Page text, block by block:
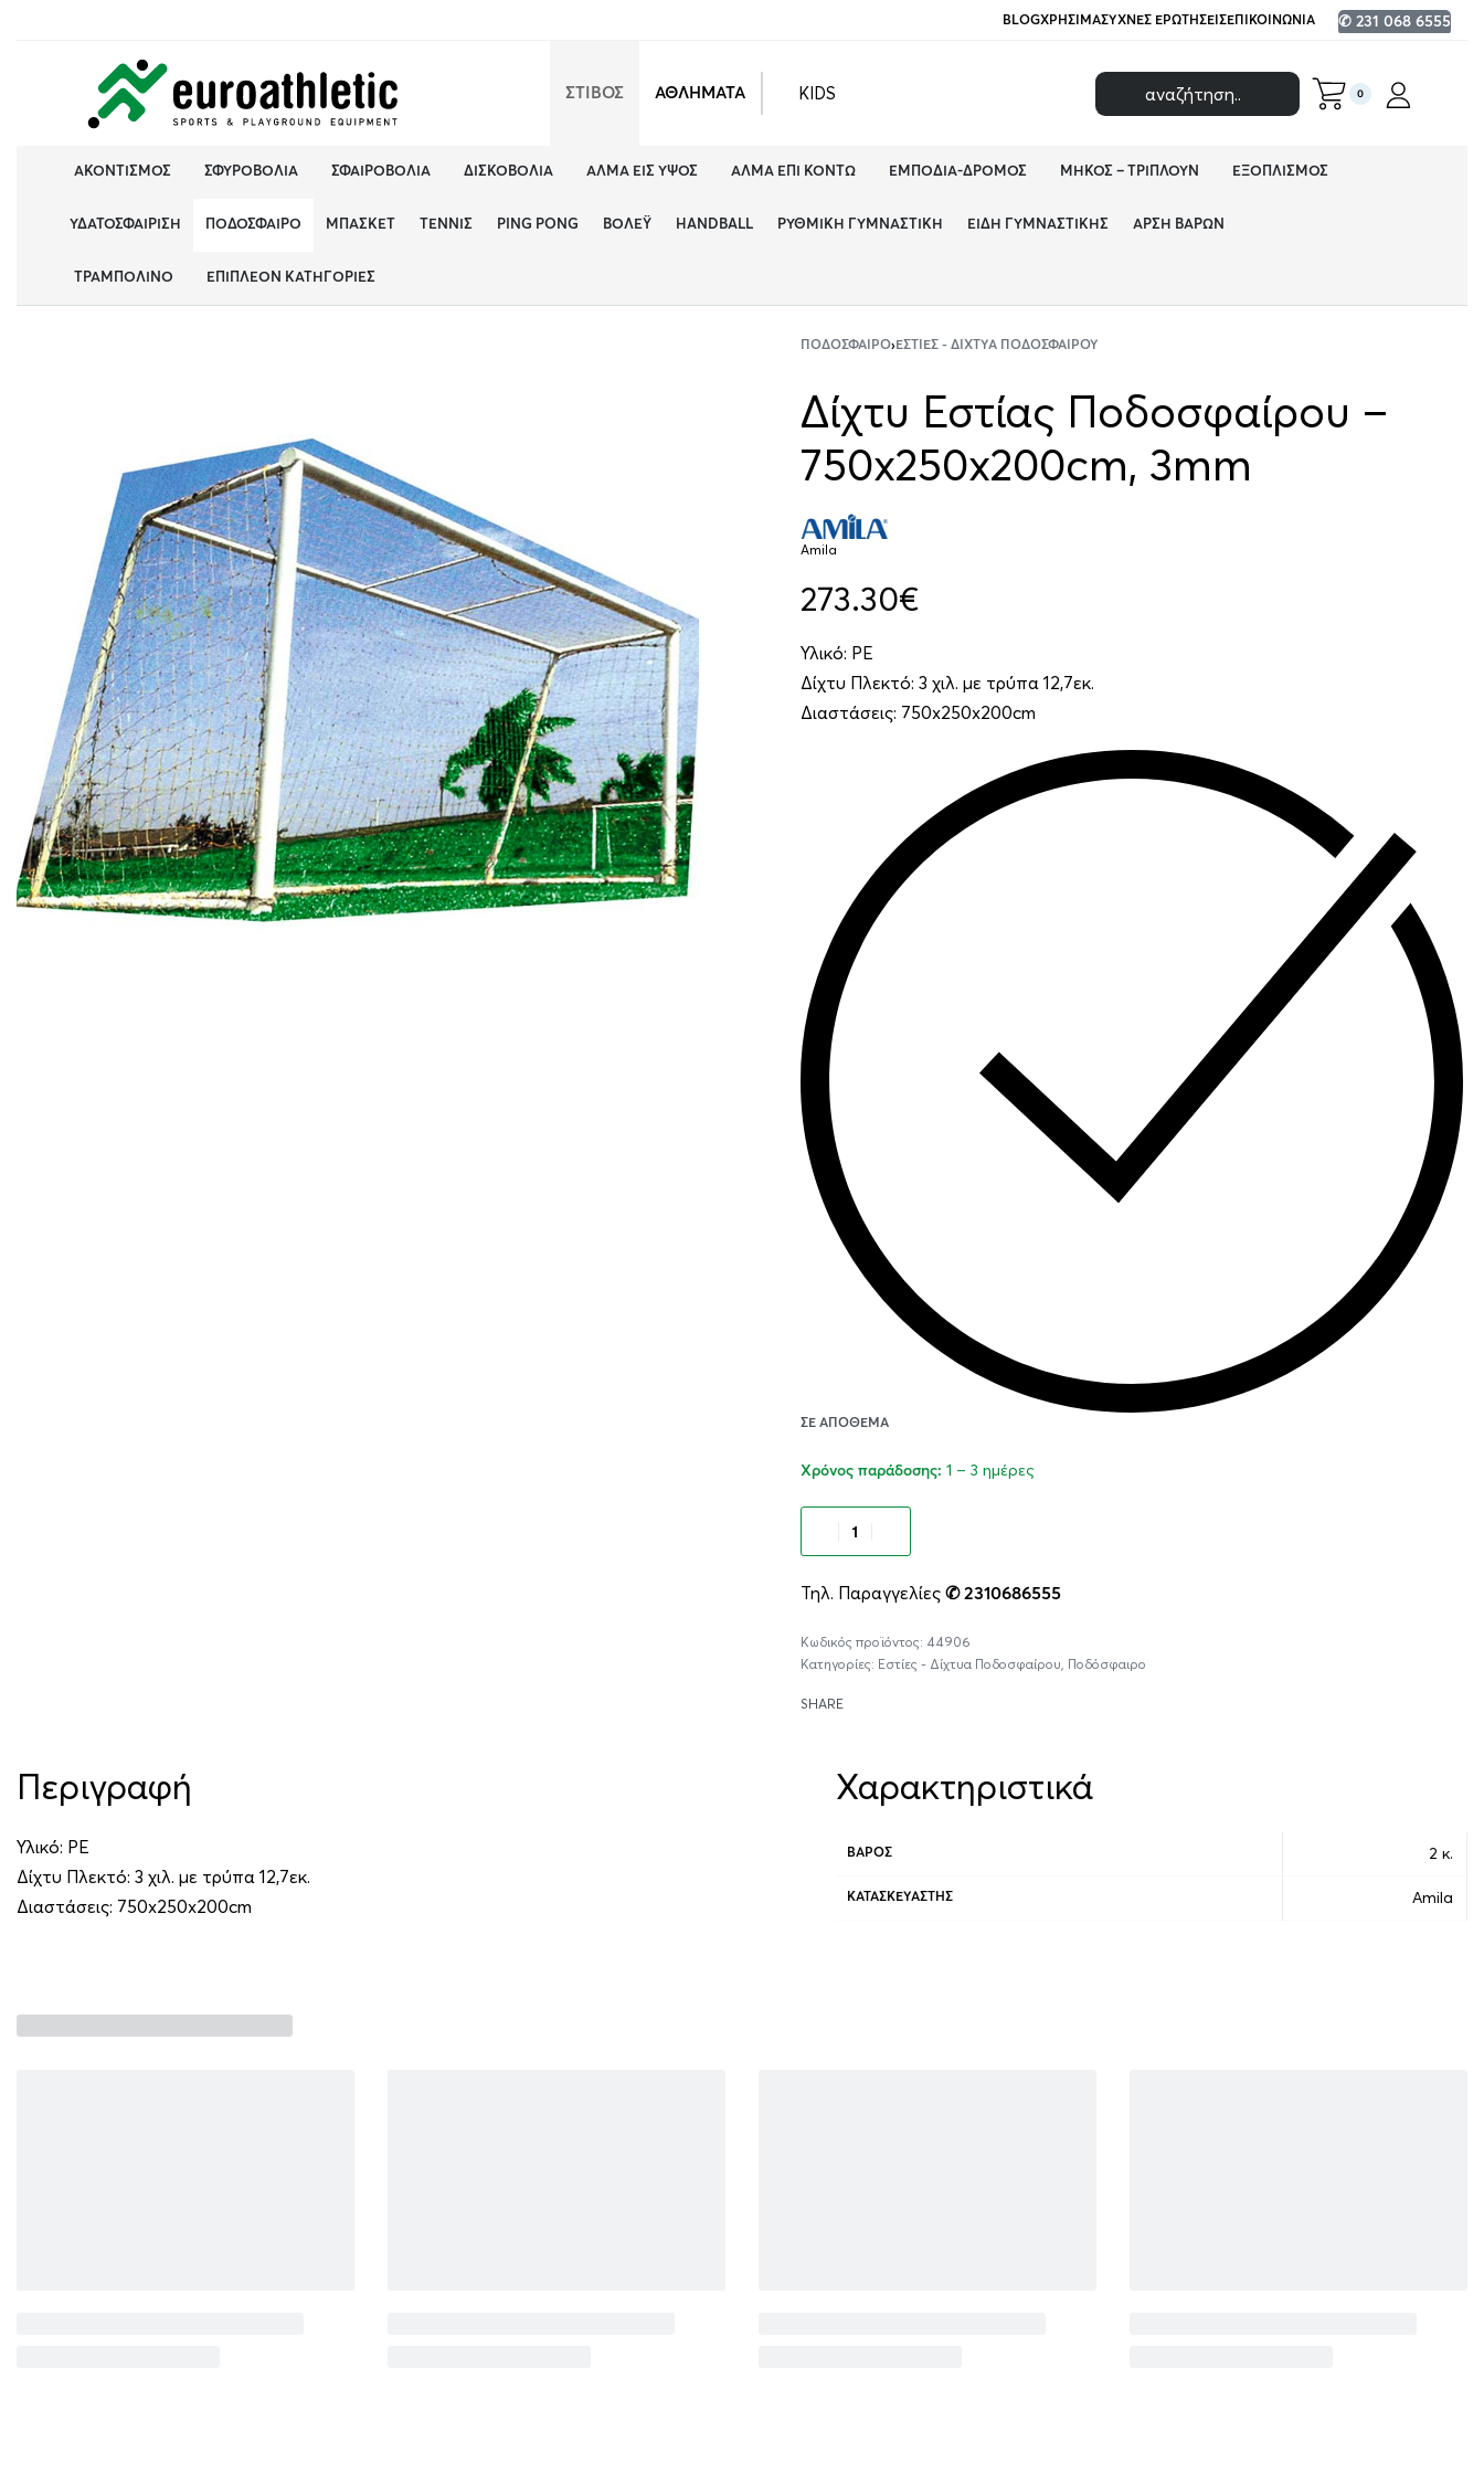
BLOGΧΡΉΣΙΜΑΣΥΧΝΈΣ ΕΡΩΤΉΣΕΙΣΕΠΙΚΟΙΝΩΝΊΑ ✆ 231 068 6555
ΣΤΙΒΟΣ ΑΘΛΗΜΑΤΑ KIDS 0
ΑΚΟΝΤΙΣΜΌΣ ΣΦΥΡΟΒΟΛΊΑ ΣΦΑΙΡΟΒΟΛΊΑ ΔΙΣΚΟΒΟΛΊΑ ΆΛΜΑ ΕΙΣ ΎΨΟΣ ΆΛΜΑ ΕΠΊ ΚΟΝΤΏ ΕΜΠΌΔΙΑ-ΔΡΌΜΟΣ ΜΉΚΟΣ – ΤΡΙΠΛΟΎΝ ΕΞΟΠΛΙΣΜΌΣ
ΥΔΑΤΟΣΦΑΊΡΙΣΗ ΠΟΔΌΣΦΑΙΡΟ ΜΠΆΣΚΕΤ ΤΈΝΝΙΣ PING PONG ΒΌΛΕΫ HANDBALL ΡΥΘΜΙΚΉ ΓΥΜΝΑΣΤΙΚΉ ΕΊΔΗ ΓΥΜΝΑΣΤΙΚΉΣ ΆΡΣΗ ΒΑΡΏΝ
ΤΡΑΜΠΟΛΊΝΟ ΕΠΙΠΛΈΟΝ ΚΑΤΗΓΟΡΊΕΣ
ΠΟΔΌΣΦΑΙΡΟ› ΕΣΤΊΕΣ - ΔΊΧΤΥΑ ΠΟΔΟΣΦΑΊΡΟΥ
Δίχτυ Εστίας Ποδοσφαίρου –
750x250x200cm, 3mm
Amila
273.30€
Υλικό: ΡΕ
Δίχτυ Πλεκτό: 3 χιλ. με τρύπα 12,7εκ.
Διαστάσεις: 750x250x200cm
ΣΕ ΑΠΌΘΕΜΑ
Χρόνος παράδοσης: 1 – 3 ημέρες
Τηλ. Παραγγελίες ✆ 2310686555
44906
Κατηγορίες: Εστίες - Δίχτυα Ποδοσφαίρου, Ποδόσφαιρο
SHARE
Περιγραφή
Υλικό: ΡΕ
Δίχτυ Πλεκτό: 3 χιλ. με τρύπα 12,7εκ.
Διαστάσεις: 750x250x200cm
Χαρακτηριστικά
ΒΆΡΟΣ 2 κ.
ΚΑΤΑΣΚΕΥΑΣΤΉΣ Amila